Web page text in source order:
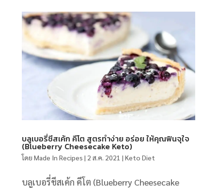
บลูเบอรี่ชีสเค้ก คีโต สูตรทำง่าย อร่อย ให้คุณฟินจุใจ
(Blueberry Cheesecake Keto)
โดย Made In Recipes | 2 ส.ค. 2021 | Keto Diet
บลูเบอรี่ชีสเค้ก คีโต (Blueberry Cheesecake